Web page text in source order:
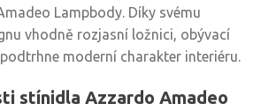
Lampbody. Díky svému
vhodně rozjasní ložnici, obývací
moderní charakter interiéru.
stínidla Azzardo Amadeo